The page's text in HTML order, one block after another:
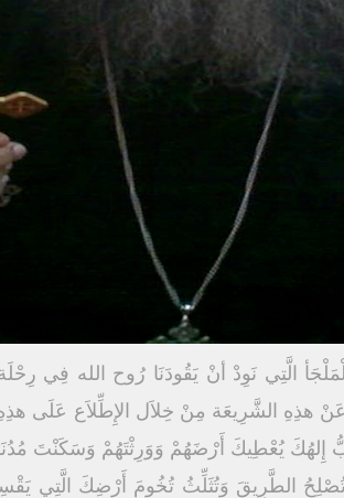
الَّتِي نَوِدْ أنْ يَقُودَنَا رُوح الله فِي
إِلهُكَ يُعْطِيكَ أَرْضَهُمْ وَوَرِثْتَهُمْ وَسَكَنْتَ
تُصْلِحُ الطَّرِيقَ وَتُثَلِّثُ تُخُومَ أَرْضِكَ الَّتِي